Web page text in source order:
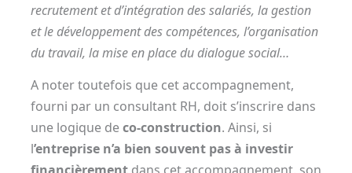
recrutement et d’intégration des salariés, la gestion
et le développement des compétences, l’organisation
du travail, la mise en place du dialogue social…
A noter toutefois que cet accompagnement,
fourni par un consultant RH, doit s’inscrire dans
une logique deco-construction. Ainsi, si
l’entreprise n’a bien souvent pas à investir